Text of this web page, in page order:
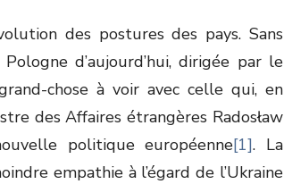
des postures des pays. Sans
d’aujourd’hui, dirigée par le
chose à voir avec celle qui, en
des Affaires étrangères Radosław
politique européenne[1]. La
empathie à l’égard de l’Ukraine